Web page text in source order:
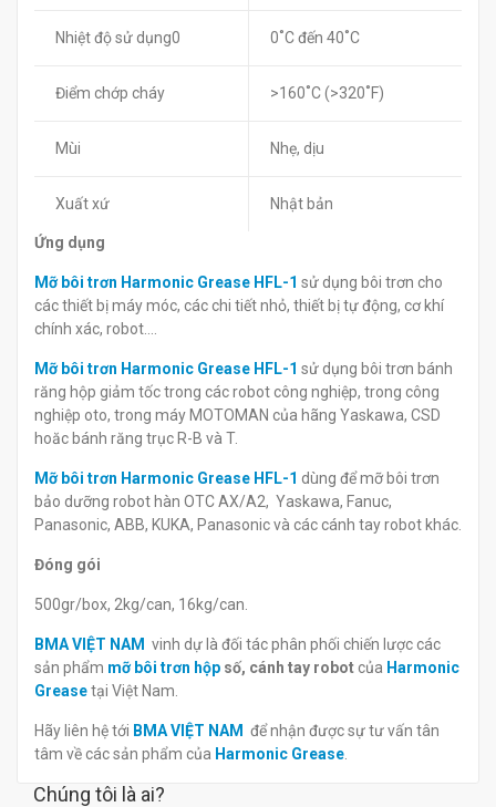
Nhiệt độ sử dụng0 0˚C đến 40˚C
Điểm chớp cháy >160˚C (>320˚F)
Mùi Nhẹ, dịu
Xuất xứ Nhật bản
Ứng dụng
Mỡ bôi trơn Harmonic Grease HFL-1 sử dụng bôi trơn cho
các thiết bị máy móc, các chi tiết nhỏ, thiết bị tự động, cơ khí
chính xác, robot….
Mỡ bôi trơn Harmonic Grease HFL-1 sử dụng bôi trơn bánh
răng hộp giảm tốc trong các robot công nghiệp, trong công
nghiệp oto, trong máy MOTOMAN của hãng Yaskawa, CSD
hoăc bánh răng trục R-B và T.
Mỡ bôi trơn Harmonic Grease HFL-1 dùng để mỡ bôi trơn
bảo dưỡng robot hàn OTC AX/A2, Yaskawa, Fanuc,
Panasonic, ABB, KUKA, Panasonic và các cánh tay robot khác.
Đóng gói
500gr/box, 2kg/can, 16kg/can.
BMA VIỆT NAM vinh dự là đối tác phân phối chiến lược các
sản phẩm mỡ bôi trơn hộp số, cánh tay robotcủa Harmonic
Greasetại Việt Nam.
Hãy liên hệ tới BMA VIỆT NAM để nhận được sự tư vấn tân
tâm về các sản phẩm của Harmonic Grease
Chúng tôi là ai?